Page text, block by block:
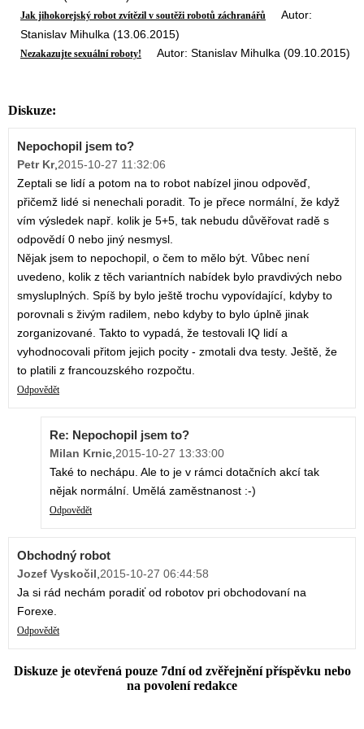
Jak jihokorejský robot zvítězil v soutěži robotů záchranářů Autor:
Stanislav Mihulka (13.06.2015)
Nezakazujte sexuální roboty! Autor: Stanislav Mihulka (09.10.2015)
Diskuze:
Nepochopil jsem to?
Petr Kr,2015-10-27 11:32:06
Zeptali se lidí a potom na to robot nabízel jinou odpověď,
přičemž lidé si nenechali poradit. To je přece normální, že když
vím výsledek např. kolik je 5+5, tak nebudu důvěřovat radě s
odpovědí 0 nebo jiný nesmysl.
Nějak jsem to nepochopil, o čem to mělo být. Vůbec není
uvedeno, kolik z těch variantních nabídek bylo pravdivých nebo
smysluplných. Spíš by bylo ještě trochu vypovídající, kdyby to
porovnali s živým radilem, nebo kdyby to bylo úplně jinak
zorganizované. Takto to vypadá, že testovali IQ lidí a
vyhodnocovali přitom jejich pocity - zmotali dva testy. Ještě, že
to platili z francouzského rozpočtu.
Odpovědět
Re: Nepochopil jsem to?
Milan Krnic,2015-10-27 13:33:00
Také to nechápu. Ale to je v rámci dotačních akcí tak
nějak normální. Umělá zaměstnanost :-)
Odpovědět
Obchodný robot
Jozef Vyskočil,2015-10-27 06:44:58
Ja si rád nechám poradiť od robotov pri obchodovaní na
Forexe.
Odpovědět
Diskuze je otevřená pouze 7dní od zvěřejnění příspěvku nebo
na povolení redakce